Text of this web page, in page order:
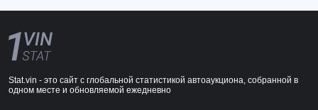
Stat.vin - это сайт с глобальной статистикой автоаукциона, собранной в
одном месте и обновляемой ежедневно